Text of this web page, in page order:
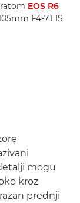
EOS R6
F4-7.1 IS
mogu
kroz
prednji